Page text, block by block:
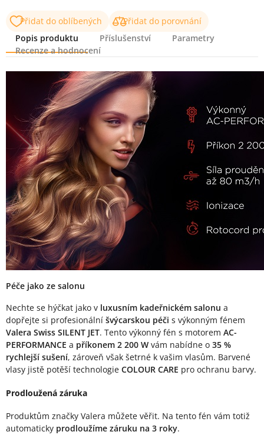
Přidat do oblíbených
Přidat do porovnání
Popis produktu
Příslušenství
Parametry
Recenze a hodnocení
Popis produktu
Péče jako ze salonu
Nechte se hýčkat jako v luxusním kadeřnickém salonu a
dopřejte si profesionální švýcarskou péči s výkonným fénem
Valera Swiss SILENT JET. Tento výkonný fén s motorem AC-
PERFORMANCE a příkonem 2 200 W vám nabídne o 35 %
rychlejší sušení, zároveň však šetrné k vašim vlasům. Barvené
vlasy jistě potěší technologie COLOUR CARE pro ochranu barvy.
Prodloužená záruka
Produktům značky Valera můžete věřit. Na tento fén vám totiž
automaticky prodloužíme záruku na 3 roky.